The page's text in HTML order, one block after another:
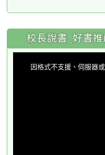
:::
校長說書_好書
因格式不支援、伺服器